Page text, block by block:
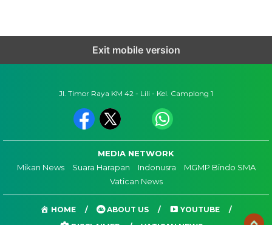
Exit mobile version
Jl. Timor Raya KM 42 - Lili - Kel. Camplong 1
MEDIA NETWORK
Mikan News
Suara Harapan Indonusra
MGMP Bindo SMA
Vatican News
HOME ABOUT US
YOUTUBE